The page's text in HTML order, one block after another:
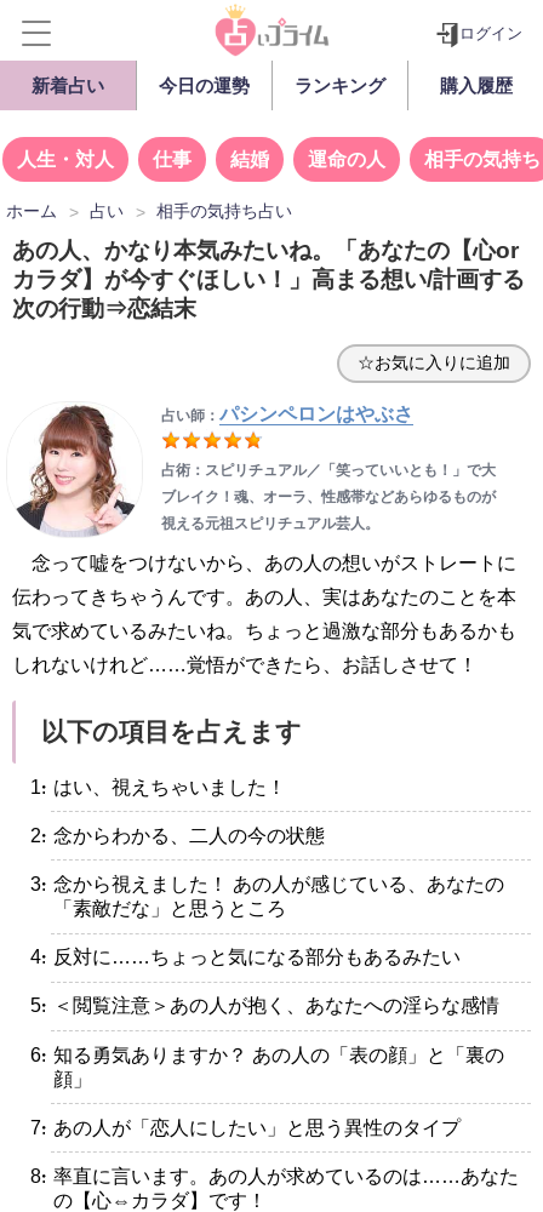
ログイン
新着占い 今日の運勢 ランキング 購入履歴
人生・対人 仕事 結婚 運命の人 相手の気持ち
ホーム 占い 相手の気持ち占い
あの人、かなり本気みたいね。「あなたの【心or
カラダ】が今すぐほしい！」高まる想い/計画する
次の行動⇒恋結末
☆お気に入りに追加
占い師： パシンペロンはやぶさ
占術：スピリチュアル／「笑っていいとも！」で大
ブレイク！魂、オーラ、性感帯などあらゆるものが
視える元祖スピリチュアル芸人。
念って嘘をつけないから、あの人の想いがストレートに
伝わってきちゃうんです。あの人、実はあなたのことを本
気で求めているみたいね。ちょっと過激な部分もあるかも
しれないけれど……覚悟ができたら、お話しさせて！
以下の項目を占えます
・はい、視えちゃいました！
・念からわかる、二人の今の状態
・念から視えました！ あの人が感じている、あなたの
「素敵だな」と思うところ
・反対に……ちょっと気になる部分もあるみたい
・＜閲覧注意＞あの人が抱く、あなたへの淫らな感情
・知る勇気ありますか？ あの人の「表の顔」と「裏の
顔」
・あの人が「恋人にしたい」と思う異性のタイプ
・率直に言います。あの人が求めているのは……あなた
の【心⇔カラダ】です！